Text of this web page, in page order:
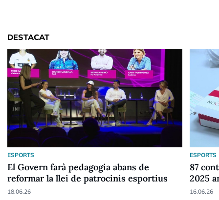
DESTACAT
ESPORTS
El Govern farà pedagogia abans de
reformar la llei de patrocinis esportius
18.06.26
ESPORTS
87
2025
16.06.26